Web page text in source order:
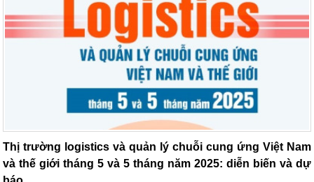
Thị trường logistics và quản lý chuỗi cung ứng Việt Nam
và thế giới tháng 5 và 5 tháng năm 2025: diễn biến và dự